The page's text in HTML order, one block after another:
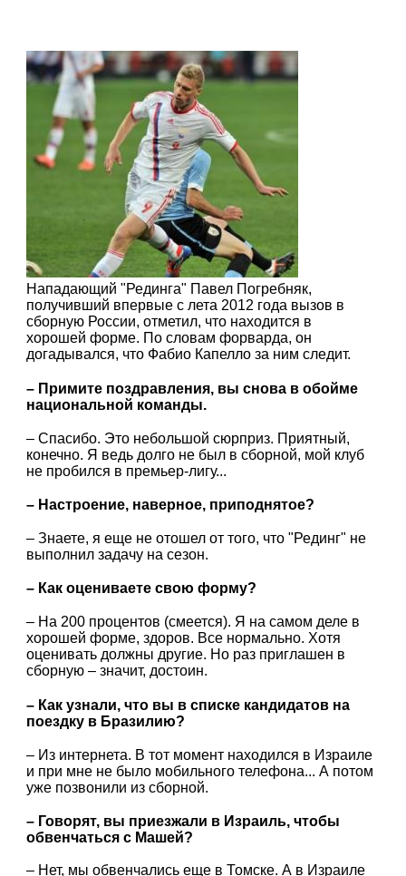
Нападающий "Рединга" Павел Погребняк,
получивший впервые с лета 2012 года вызов в
сборную России, отметил, что находится в
хорошей форме. По словам форварда, он
догадывался, что Фабио Капелло за ним следит.
– Примите поздравления, вы снова в обойме
национальной команды.
– Спасибо. Это небольшой сюрприз. Приятный,
конечно. Я ведь долго не был в сборной, мой клуб
не пробился в премьер-лигу...
– Настроение, наверное, приподнятое?
– Знаете, я еще не отошел от того, что "Рединг" не
выполнил задачу на сезон.
– Как оцениваете свою форму?
– На 200 процентов (смеется). Я на самом деле в
хорошей форме, здоров. Все нормально. Хотя
оценивать должны другие. Но раз приглашен в
сборную – значит, достоин.
– Как узнали, что вы в списке кандидатов на
поездку в Бразилию?
– Из интернета. В тот момент находился в Израиле
и при мне не было мобильного телефона... А потом
уже позвонили из сборной.
– Говорят, вы приезжали в Израиль, чтобы
обвенчаться с Машей?
– Нет, мы обвенчались еще в Томске. А в Израиле